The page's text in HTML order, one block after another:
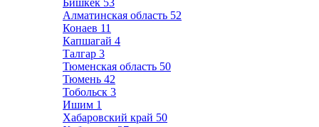
Бишкек 53
Алматинская область 52
Конаев 11
Капшагай 4
Талгар 3
Тюменская область 50
Тюмень 42
Тобольск 3
Ишим 1
Хабаровский край 50